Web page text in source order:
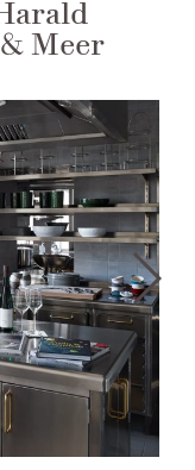
Meer